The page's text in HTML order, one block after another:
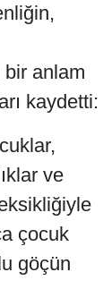
anlam
kaydetti:
ve
çocuk
göçün